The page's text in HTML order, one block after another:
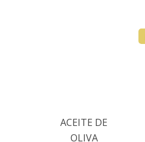
ACEITE DE
OLIVA